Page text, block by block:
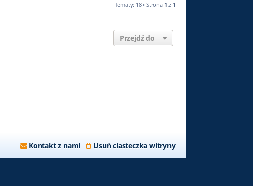
Tematy: 18 • Strona 1 z 1
Przejdź do
Usuń ciasteczka witryny
Kontakt z nami